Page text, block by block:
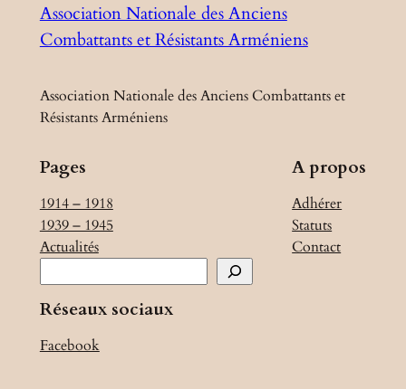
Association Nationale des Anciens
Combattants et Résistants Arméniens
Association Nationale des Anciens Combattants et
Résistants Arméniens
Pages
1914 – 1918
1939 – 1945
Actualités
e
c
e
A propos
Adhérer
Statuts
Contact
Réseaux sociaux
Facebook